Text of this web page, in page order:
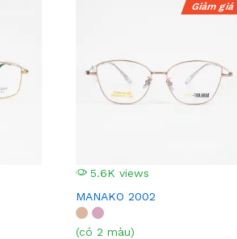
5.6K views
Giảm giá
MANAKO 2002
(có 2 màu)